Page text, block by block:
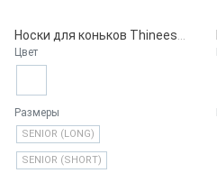
Цвет
Размеры
SENIOR (LONG)
SENIOR (SHORT)